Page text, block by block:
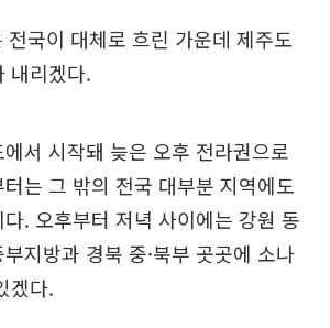
전국이 대체로 흐린 가운데 제주도
내리겠다.
서 시작돼 늦은 오후 전라권으로
는 그 밖의 전국 대부분 지역에도
. 오후부터 저녁 사이에는 강원 동
지방과 경북 중·북부 곳곳에 소나
겠다.